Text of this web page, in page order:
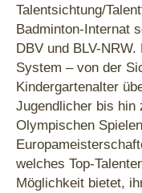
Talentsichtung/
Badminton-Internat
DBV und BLV-
System – von der
Kindergartenalter
Jugendlicher bis hin
Olympischen
welches Top-
Möglichkeit bietet,